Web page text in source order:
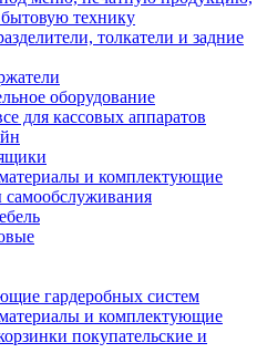
технику
толкатели и задние
оборудование
для кассовых аппаратов
и комплектующие
гардеробных систем
и комплектующие
покупательские и